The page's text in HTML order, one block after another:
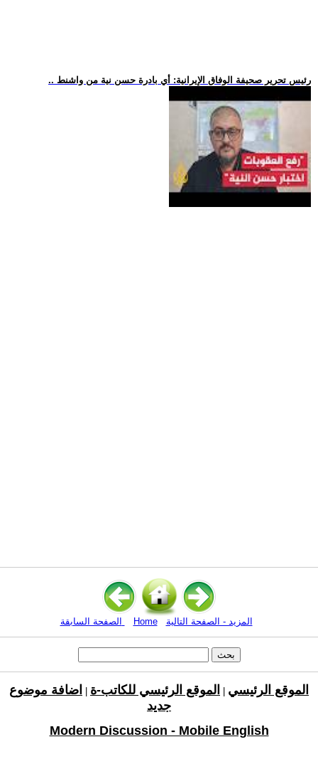
.. رئيس تحرير صحيفة الوفاق الإيرانية: أي بادرة حسن نية من واشنط
Home المزيد - الصفحة التالية
الموقع الرئيسي الموقع الرئيسي للكاتب-ة
اضافة موضوع
جديد
Modern Discussion - Mobile English